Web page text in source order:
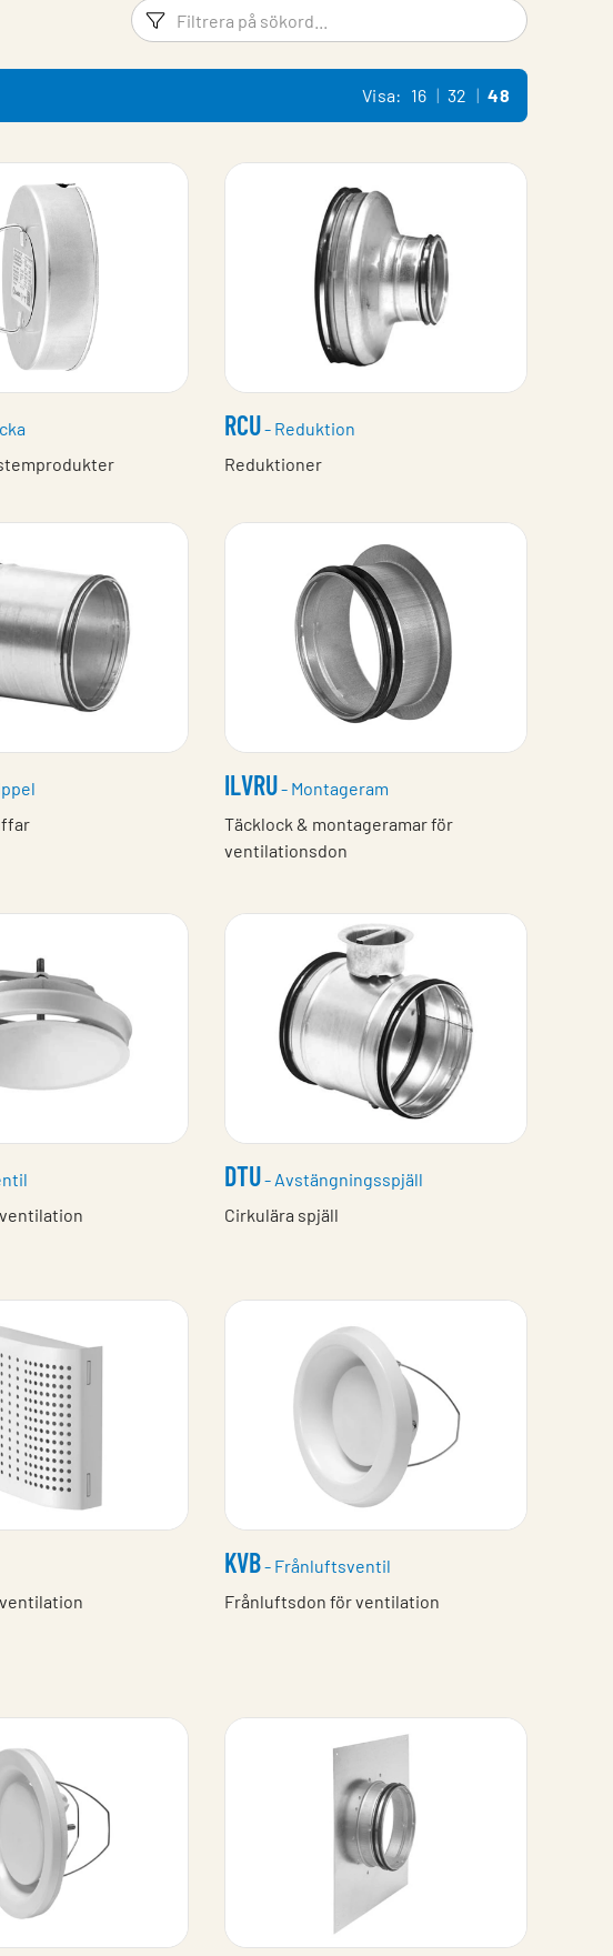
Filtreringsord Filtrera
Visa: 16 32 48
RCU- Reduktion
Reduktioner
ILVRU- Montageram
Täcklock & montageramar för
ventilationsdon
DTU- Avstängningsspjäll
Cirkulära spjäll
KVB- Frånluftsventil
Frånluftsdon för ventilation